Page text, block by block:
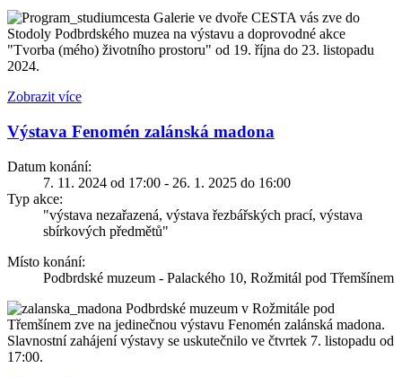
Galerie ve dvoře CESTA vás zve do
Stodoly Podbrdského muzea na výstavu a doprovodné akce
"Tvorba (mého) životního prostoru" od 19. října do 23. listopadu
2024.
Zobrazit více
Výstava Fenomén zalánská madona
Datum konání:
7. 11. 2024 od 17:00 - 26. 1. 2025 do 16:00
Typ akce:
"výstava nezařazená, výstava řezbářských prací, výstava
sbírkových předmětů"
Místo konání:
Podbrdské muzeum - Palackého 10, Rožmitál pod Třemšínem
Podbrdské muzeum v Rožmitále pod
Třemšínem zve na jedinečnou výstavu Fenomén zalánská madona.
Slavnostní zahájení výstavy se uskutečnilo ve čtvrtek 7. listopadu od
17:00.